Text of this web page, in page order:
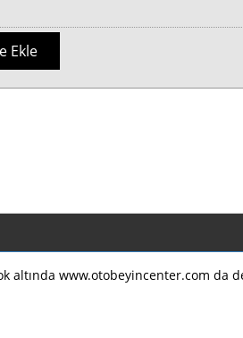
Ekle
altında www.otobeyincenter.com da